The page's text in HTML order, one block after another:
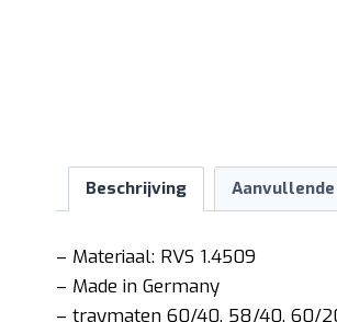
Beschrijving
– Materiaal: RVS 1.4509
– Made in Germany
– traymaten 60/40, 58/40, 60/